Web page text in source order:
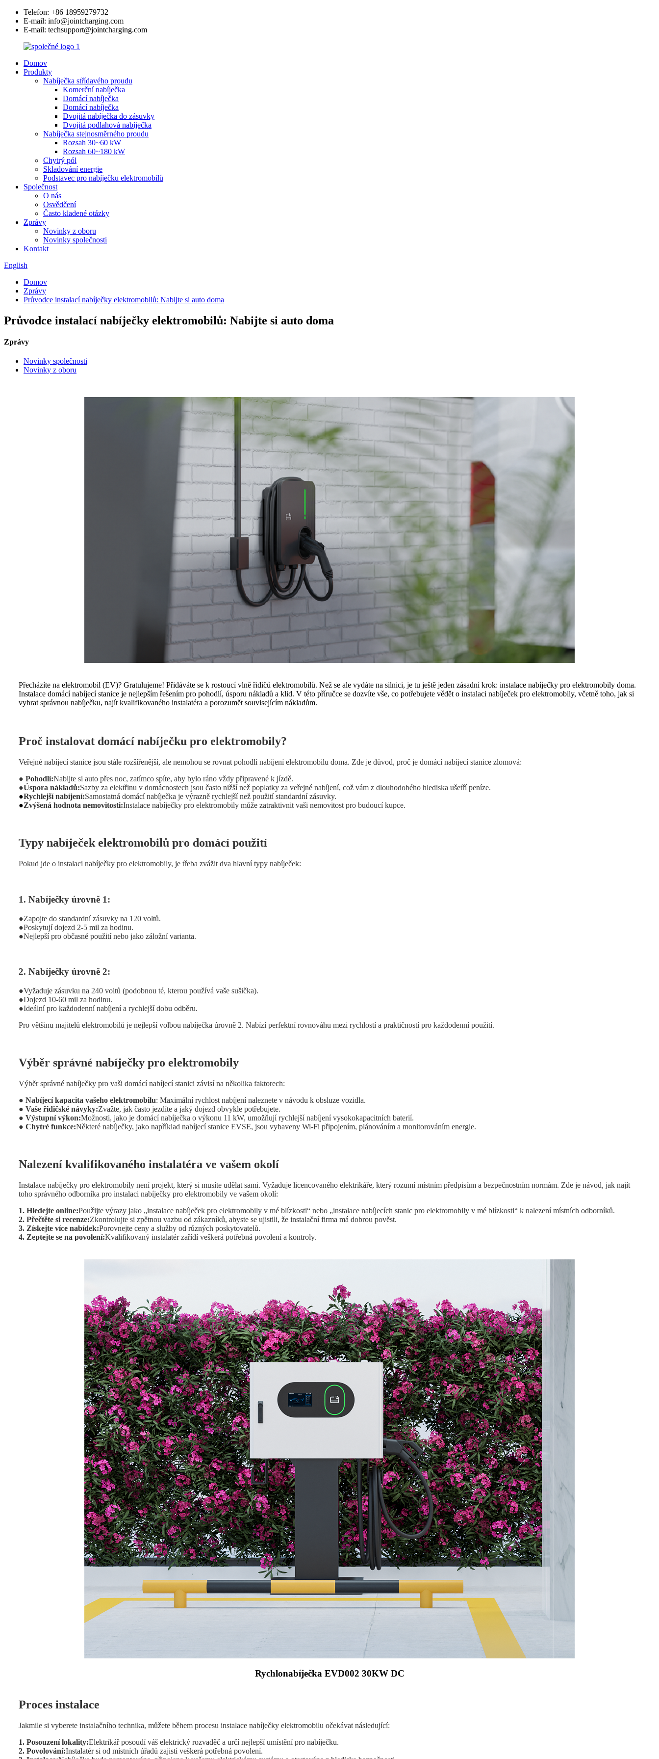
Telefon: +86 18959279732
E-mail: info@jointcharging.com
E-mail: techsupport@jointcharging.com
Domov
Produkty
Nabíječka střídavého proudu
Komerční nabíječka
Domácí nabíječka
Domácí nabíječka
Dvojitá nabíječka do zásuvky
Dvojitá podlahová nabíječka
Nabíječka stejnosměrného proudu
Rozsah 30~60 kW
Rozsah 60~180 kW
Chytrý pól
Skladování energie
Podstavec pro nabíječku elektromobilů
Společnost
O nás
Osvědčení
Často kladené otázky
Zprávy
Novinky z oboru
Novinky společnosti
Kontakt
English
Domov
Zprávy
Průvodce instalací nabíječky elektromobilů: Nabijte si auto doma
Průvodce instalací nabíječky elektromobilů: Nabijte si auto doma
Zprávy
Novinky společnosti
Novinky z oboru
Přecházíte na elektromobil (EV)? Gratulujeme! Přidáváte se k rostoucí vlně řidičů elektromobilů. Než se ale vydáte na silnici, je tu ještě jeden zásadní krok: instalace nabíječky pro elektromobily doma.
Instalace domácí nabíjecí stanice je nejlepším řešením pro pohodlí, úsporu nákladů a klid. V této příručce se dozvíte vše, co potřebujete vědět o instalaci nabíječek pro elektromobily, včetně toho, jak si
vybrat správnou nabíječku, najít kvalifikovaného instalatéra a porozumět souvisejícím nákladům.
Proč instalovat domácí nabíječku pro elektromobily?
Veřejné nabíjecí stanice jsou stále rozšířenější, ale nemohou se rovnat pohodlí nabíjení elektromobilu doma. Zde je důvod, proč je domácí nabíjecí stanice zlomová:
● Pohodlí:Nabijte si auto přes noc, zatímco spíte, aby bylo ráno vždy připravené k jízdě.
●Úspora nákladů:Sazby za elektřinu v domácnostech jsou často nižší než poplatky za veřejné nabíjení, což vám z dlouhodobého hlediska ušetří peníze.
●Rychlejší nabíjení:Samostatná domácí nabíječka je výrazně rychlejší než použití standardní zásuvky.
●Zvýšená hodnota nemovitosti:Instalace nabíječky pro elektromobily může zatraktivnit vaši nemovitost pro budoucí kupce.
Typy nabíječek elektromobilů pro domácí použití
Pokud jde o instalaci nabíječky pro elektromobily, je třeba zvážit dva hlavní typy nabíječek:
1. Nabíječky úrovně 1:
●Zapojte do standardní zásuvky na 120 voltů.
●Poskytují dojezd 2-5 mil za hodinu.
●Nejlepší pro občasné použití nebo jako záložní varianta.
2. Nabíječky úrovně 2:
●Vyžaduje zásuvku na 240 voltů (podobnou té, kterou používá vaše sušička).
●Dojezd 10-60 mil za hodinu.
●Ideální pro každodenní nabíjení a rychlejší dobu odběru.
Pro většinu majitelů elektromobilů je nejlepší volbou nabíječka úrovně 2. Nabízí perfektní rovnováhu mezi rychlostí a praktičností pro každodenní použití.
Výběr správné nabíječky pro elektromobily
Výběr správné nabíječky pro vaši domácí nabíjecí stanici závisí na několika faktorech:
● Nabíjecí kapacita vašeho elektromobilu: Maximální rychlost nabíjení naleznete v návodu k obsluze vozidla.
● Vaše řidičské návyky:Zvažte, jak často jezdíte a jaký dojezd obvykle potřebujete.
● Výstupní výkon:Možnosti, jako je domácí nabíječka o výkonu 11 kW, umožňují rychlejší nabíjení vysokokapacitních baterií.
● Chytré funkce:Některé nabíječky, jako například nabíjecí stanice EVSE, jsou vybaveny Wi-Fi připojením, plánováním a monitorováním energie.
Nalezení kvalifikovaného instalatéra ve vašem okolí
Instalace nabíječky pro elektromobily není projekt, který si musíte udělat sami. Vyžaduje licencovaného elektrikáře, který rozumí místním předpisům a bezpečnostním normám. Zde je návod, jak najít
toho správného odborníka pro instalaci nabíječky pro elektromobily ve vašem okolí:
1. Hledejte online:Použijte výrazy jako „instalace nabíječek pro elektromobily v mé blízkosti“ nebo „instalace nabíjecích stanic pro elektromobily v mé blízkosti“ k nalezení místních odborníků.
2. Přečtěte si recenze:Zkontrolujte si zpětnou vazbu od zákazníků, abyste se ujistili, že instalační firma má dobrou pověst.
3. Získejte více nabídek:Porovnejte ceny a služby od různých poskytovatelů.
4. Zeptejte se na povolení:Kvalifikovaný instalatér zařídí veškerá potřebná povolení a kontroly.
Rychlonabíječka EVD002 30KW DC
Proces instalace
Jakmile si vyberete instalačního technika, můžete během procesu instalace nabíječky elektromobilu očekávat následující:
1. Posouzení lokality:Elektrikář posoudí váš elektrický rozvaděč a určí nejlepší umístění pro nabíječku.
2. Povolování:Instalatér si od místních úřadů zajistí veškerá potřebná povolení.